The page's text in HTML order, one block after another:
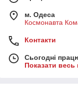
м. Одеса
Космонавта
Контакти
Сьогодні
Показати весь